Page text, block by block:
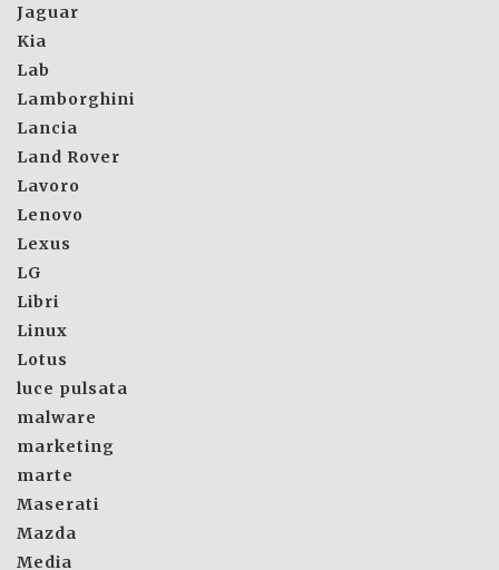
Jaguar
Kia
Lab
Lamborghini
Lancia
Land Rover
Lavoro
Lenovo
Lexus
LG
Libri
Linux
Lotus
luce pulsata
malware
marketing
marte
Maserati
Mazda
Media